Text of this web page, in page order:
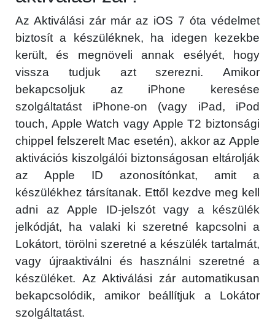
Az Aktiválási zár már az iOS 7 óta védelmet
biztosít a készüléknek, ha idegen kezekbe
került, és megnöveli annak esélyét, hogy
vissza tudjuk azt szerezni. Amikor
bekapcsoljuk az iPhone keresése
szolgáltatást iPhone-on (vagy iPad, iPod
touch, Apple Watch vagy Apple T2 biztonsági
chippel felszerelt Mac esetén), akkor az Apple
aktivációs kiszolgálói biztonságosan eltárolják
az Apple ID azonosítónkat, amit a
készülékhez társítanak. Ettől kezdve meg kell
adni az Apple ID-jelszót vagy a készülék
jelkódját, ha valaki ki szeretné kapcsolni a
Lokátort, törölni szeretné a készülék tartalmát,
vagy újraaktiválni és használni szeretné a
készüléket. Az Aktiválási zár automatikusan
bekapcsolódik, amikor beállítjuk a Lokátor
szolgáltatást.